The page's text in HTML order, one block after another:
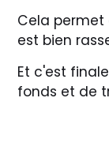
Cela
est bien
Et c'est
fonds et de